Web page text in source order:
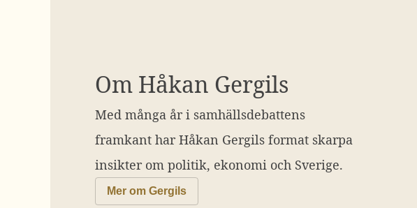
Om Håkan Gergils
Med många år i samhällsdebattens
framkant har Håkan Gergils format skarpa
insikter om politik, ekonomi och Sverige.
Mer om Gergils